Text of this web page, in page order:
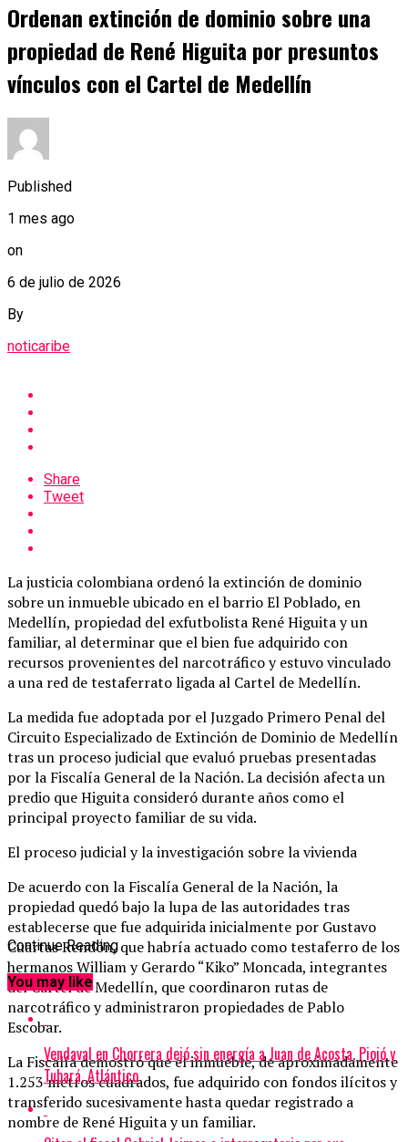
Ordenan extinción de dominio sobre una
propiedad de René Higuita por presuntos
vínculos con el Cartel de Medellín
Published
1 mes ago
on
6 de julio de 2026
By
noticaribe
Share
Tweet
La justicia colombiana ordenó la extinción de dominio
sobre un inmueble ubicado en el barrio El Poblado, en
Medellín, propiedad del exfutbolista René Higuita y un
familiar, al determinar que el bien fue adquirido con
recursos provenientes del narcotráfico y estuvo vinculado
a una red de testaferrato ligada al Cartel de Medellín.
La medida fue adoptada por el Juzgado Primero Penal del
Circuito Especializado de Extinción de Dominio de Medellín
tras un proceso judicial que evaluó pruebas presentadas
por la Fiscalía General de la Nación. La decisión afecta un
predio que Higuita consideró durante años como el
principal proyecto familiar de su vida.
El proceso judicial y la investigación sobre la vivienda
De acuerdo con la Fiscalía General de la Nación, la
propiedad quedó bajo la lupa de las autoridades tras
establecerse que fue adquirida inicialmente por Gustavo
Cuartas Rendón, que habría actuado como testaferro de los
hermanos William y Gerardo “Kiko” Moncada, integrantes
del Cartel de Medellín, que coordinaron rutas de
narcotráfico y administraron propiedades de Pablo
Escobar.
La Fiscalía demostró que el inmueble, de aproximadamente
1.253 metros cuadrados, fue adquirido con fondos ilícitos y
transferido sucesivamente hasta quedar registrado a
nombre de René Higuita y un familiar.
Continue Reading
You may like
Vendaval en Chorrera dejó sin energía a Juan de Acosta, Piojó y
Tubará, Atlántico